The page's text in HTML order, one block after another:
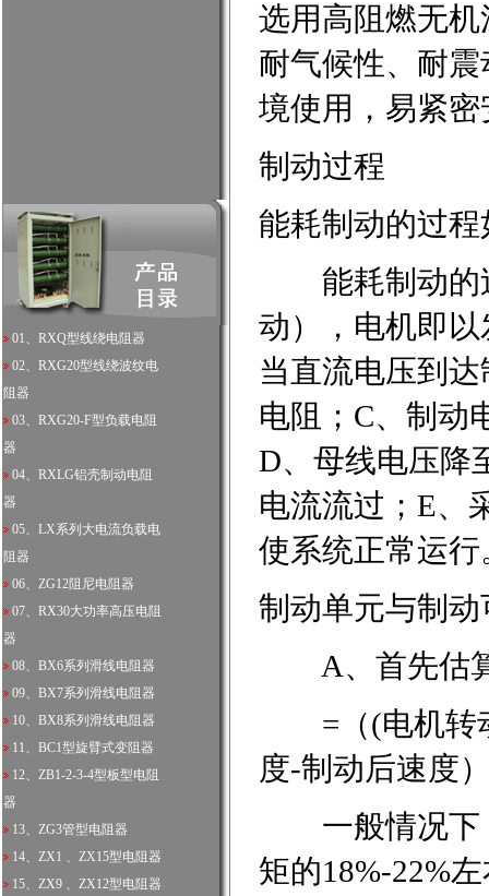
01、 RXQ型线绕电阻器
02、 RXG20型线绕波纹电
阻器
03、 RXG20-F型负载电阻
器
04、 RXLG铝壳制动电阻
器
05、 LX系列大电流负载电
阻器
06、 ZG12阻尼电阻器
07、 RX30大功率高压电阻
器
08、 BX6系列滑线电阻器
09、 BX7系列滑线电阻器
10、 BX8系列滑线电阻器
11、 BC1型旋臂式变阻器
12、 ZB1-2-3-4型板型电阻
器
13、 ZG3管型电阻器
14、 ZX1 、ZX15型电阻器
15、 ZX9 、ZX12型电阻器
选用高阻燃无
耐气候性、耐
境使用，易紧
制动过程
能耗制动的过程
能耗制动的过
动），电机即
当直流电压到
电阻；C、制动
D、母线电压降
电流流过；E、
使系统正常运行
制动单元与制
A、首先估
=（(电机转动
度-制动后速度
一般情况下，
矩的18%-22%